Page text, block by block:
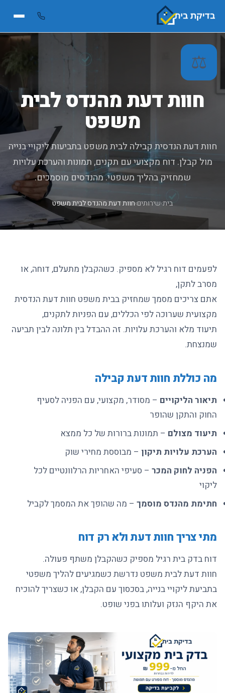
⚖️
חוות דעת מהנדס לבית
משפט
חוות דעת הנדסית קבילה לבית משפט בתביעות ליקויי בנייה
מול קבלן. דוח מקצועי עם תקנים, תמונות והערכת עלויות
שמחזיק בהליך משפטי. מהנדסים מוסמכים.
בית›שירותים›חוות דעת מהנדס לבית משפט
לפעמים דוח רגיל לא מספיק. כשהקבלן מתעלם, דוחה, או
מסרב לתקן,
אתם צריכים מסמך שמחזיק בבית משפט חוות דעת הנדסית
מקצועית שערוכה לפי הכללים, עם הפניות לתקנים,
תיעוד מלא והערכת עלויות. זה ההבדל בין תלונה לבין תביעה
שמנצחת.
מה כוללת חוות דעת קבילה
תיאור הליקויים – מסודר, מקצועי, עם הפניה לסעיף
החוק והתקן שהופר
תיעוד מצולם – תמונות ברורות של כל ממצא
הערכת עלויות תיקון – מבוססת מחירי שוק
הפניה לחוק המכר – סעיפי האחריות הרלוונטיים לכל
ליקוי
חתימת מהנדס מוסמך – מה שהופך את המסמך לקביל
מתי צריך חוות דעת ולא רק דוח
דוח בדק בית רגיל מספיק כשהקבלן משתף פעולה.
חוות דעת לבית משפט נדרשת כשמגיעים להליך משפטי
בתביעת ליקויי בנייה, בסכסוך עם הקבלן, או כשצריך להוכיח
את היקף הנזק ועלותו בפני שופט.